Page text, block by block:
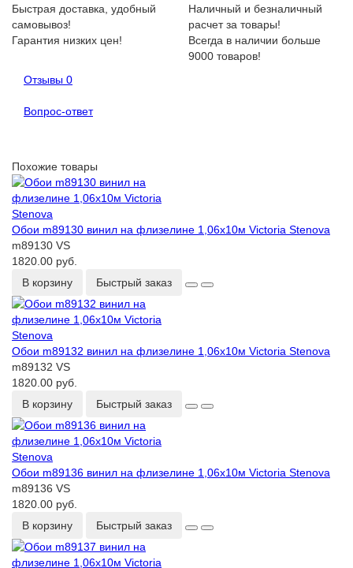
Быстрая доставка, удобный
самовывоз!
Наличный и безналичный
расчет за товары!
Гарантия низких цен!
Всегда в наличии больше
9000 товаров!
Отзывы 0
Вопрос-ответ
Похожие товары
Обои m89130 винил на флизелине 1,06х10м Victoria Stenova
m89130 VS
1820.00 руб.
В корзину
Быстрый заказ
Обои m89132 винил на флизелине 1,06х10м Victoria Stenova
m89132 VS
1820.00 руб.
В корзину
Быстрый заказ
Обои m89136 винил на флизелине 1,06х10м Victoria Stenova
m89136 VS
1820.00 руб.
В корзину
Быстрый заказ